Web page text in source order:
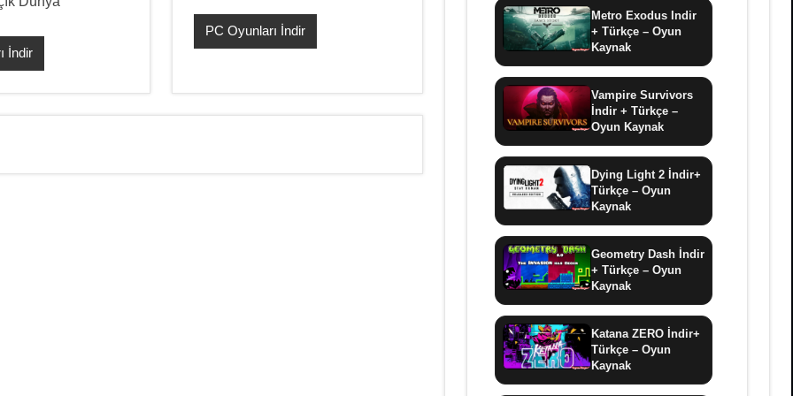
İndir
PC Oyunları İndir
Metro Exodus Indir
+ Türkçe – Oyun
Kaynak
Vampire Survivors
İndir + Türkçe –
Oyun Kaynak
Dying Light 2 İndir+
Türkçe – Oyun
Kaynak
Geometry Dash İndir
+ Türkçe – Oyun
Kaynak
Katana ZERO İndir+
Türkçe – Oyun
Kaynak